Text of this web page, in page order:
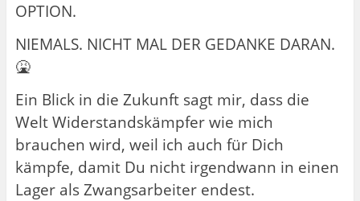
OPTION.
NIEMALS. NICHT MAL DER GEDANKE DARAN.
🤮
Ein Blick in die Zukunft sagt mir, dass die
Welt Widerstandskämpfer wie mich
brauchen wird, weil ich auch für Dich
kämpfe, damit Du nicht irgendwann in einen
Lager als Zwangsarbeiter endest.